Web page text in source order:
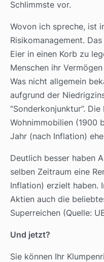
Schlimmste vor.
Wovon ich spreche, ist
Risikomanagement.
Eier in einen Korb zu
Menschen ihr
Was nicht allgemein
aufgrund der
“Sonderkonjunktur”.
Wohnimmobilien (1900
Jahr (nach Inflation)
Deutlich besser haben
selben Zeitraum eine
Inflation) erzielt haben.
Aktien auch die
Superreichen (Quelle:
Und jetzt?
Sie können Ihr